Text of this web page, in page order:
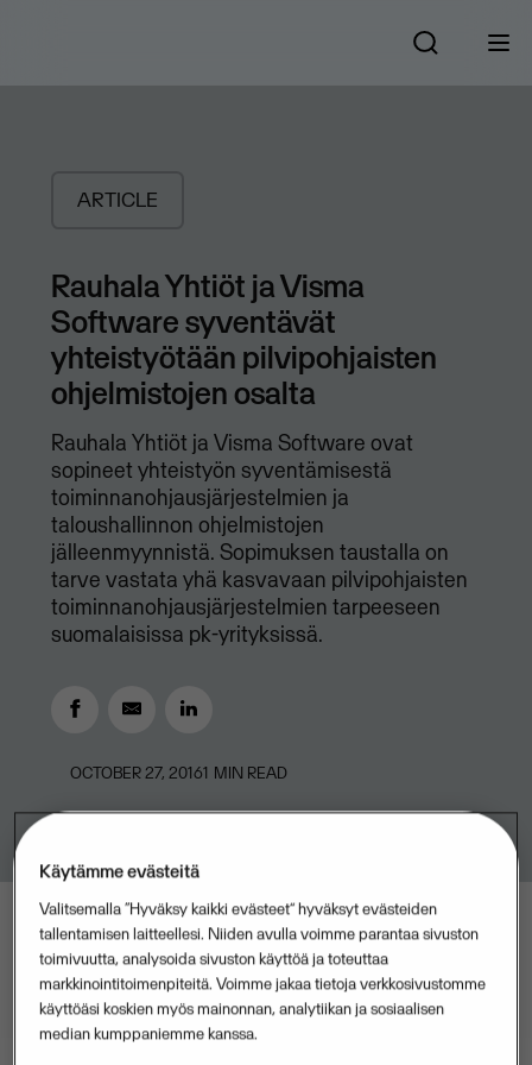
ARTICLE
Rauhala Yhtiöt ja Visma
Software syventävät
yhteistyötään pilvipohjaisten
ohjelmistojen osalta
Rauhala Yhtiöt ja Visma Software ovat
sopineet yhteistyön syventämisestä
toiminnanohjausjärjestelmien ja
taloushallinnon ohjelmistojen
jälleenmyynnistä. Sopimuksen taustalla on
tarve vastata yhä kasvavaan pilvipohjaisten
toiminnanohjausjärjestelmien tarpeeseen
suomalaisissa pk-yrityksissä.
OCTOBER 27, 20161 MIN READ
Käytämme evästeitä
Valitsemalla “Hyväksy kaikki evästeet” hyväksyt evästeiden
tallentamisen laitteellesi. Niiden avulla voimme parantaa sivuston
toimivuutta, analysoida sivuston käyttöä ja toteuttaa
markkinointitoimenpiteitä. Voimme jakaa tietoja verkkosivustomme
käyttöäsi koskien myös mainonnan, analytiikan ja sosiaalisen
median kumppaniemme kanssa.